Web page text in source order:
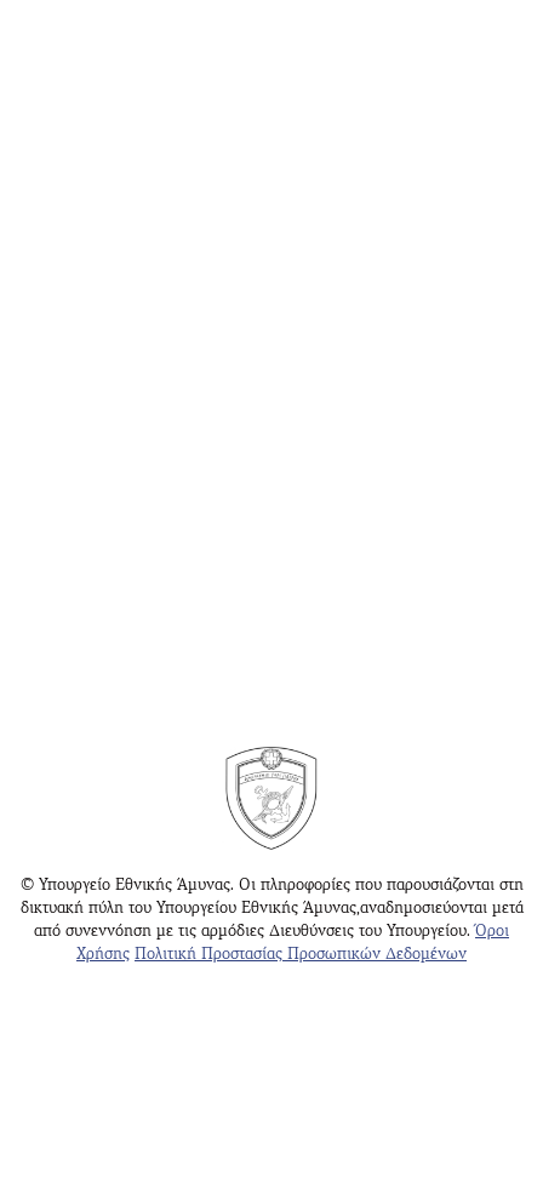
© Υπουργείο Εθνικής Άμυνας. Οι πληροφορίες που παρουσιάζονται στη
δικτυακή πύλη του Υπουργείου Εθνικής Άμυνας,αναδημοσιεύονται μετά
από συνεννόηση με τις αρμόδιες Διευθύνσεις του Υπουργείου.Όροι
Χρήσης Πολιτική Προστασίας Προσωπικών Δεδομένων